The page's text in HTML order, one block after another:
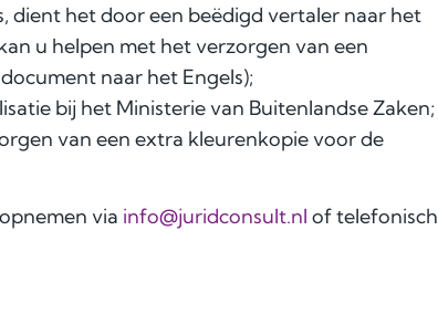
dient het door een beëdigd vertaler naar het
u helpen met het verzorgen van een
naar het Engels);
bij het Ministerie van Buitenlandse Zaken;
van een extra kleurenkopie voor de
via info@juridconsult.nl of telefonisch